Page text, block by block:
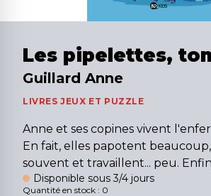
Les pipelettes,
Guillard Anne
LIVRES JEUX ET PUZZLE
Anne et ses copines vivent
En fait, elles papotent
souvent et travaillent... peu.
Disponible sous 3/4 jours
Quantité en stock : 0